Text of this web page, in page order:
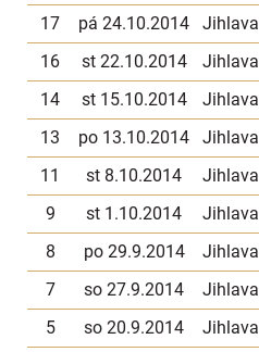
17
pá 24.10.2014 Jihlava
16
st 22.10.2014 Jihlava
14
st 15.10.2014 Jihlava
13
po 13.10.2014 Jihlava
11
st 8.10.2014 Jihlava
9
st 1.10.2014 Jihlava
8
po 29.9.2014 Jihlava
7
so 27.9.2014 Jihlava
5
so 20.9.2014 Jihlava